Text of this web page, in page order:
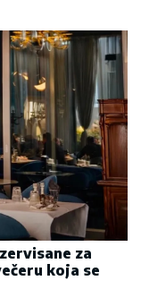
za
koja se